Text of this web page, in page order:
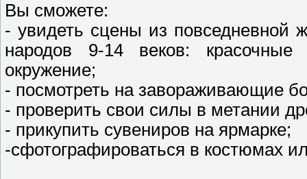
Вы сможете:
- увидеть сцены из повседневной
народов 9-14 веков:
окружение;
- посмотреть на завораживающие
- проверить свои силы в метании
- прикупить сувениров на ярмарке;
-сфотографироваться в костюмах